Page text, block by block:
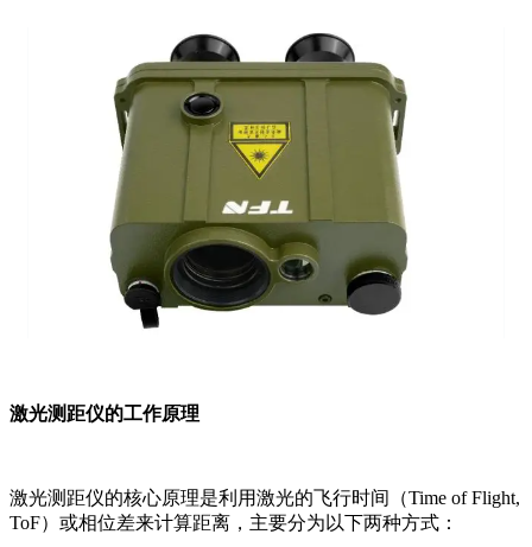
激光测距仪的工作原理
激光测距仪的核心原理是利用激光的飞行时间（Time of Flight,
ToF）或相位差来计算距离，主要分为以下两种方式：